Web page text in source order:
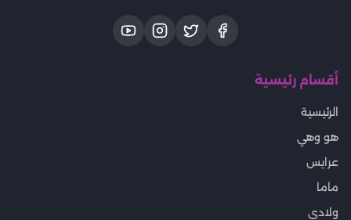
أقسام رئيسية
الرئيسية
هو وهي
عرايس
ماما
ولادى